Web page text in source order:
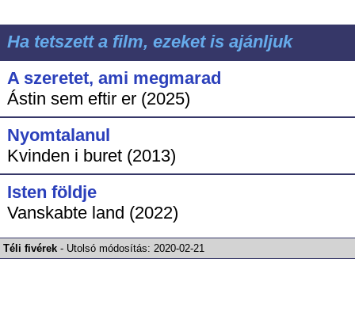
Ha tetszett a film, ezeket is ajánljuk
A szeretet, ami megmarad
Ástin sem eftir er (2025)
Nyomtalanul
Kvinden i buret (2013)
Isten földje
Vanskabte land (2022)
Téli fivérek - Utolsó módosítás:2020-02-21